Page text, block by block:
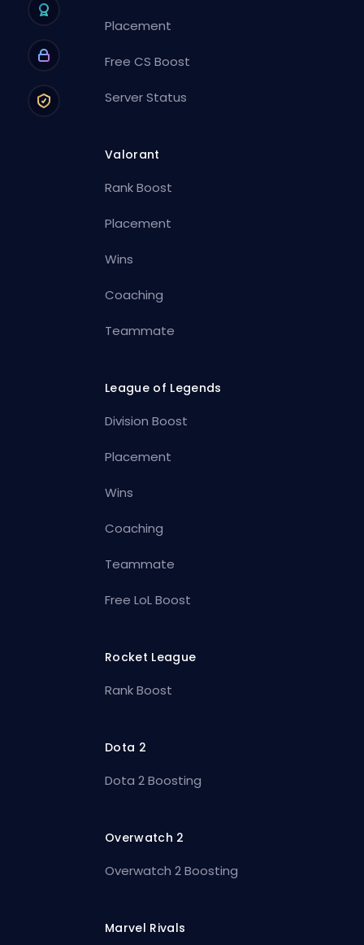
Placement
Free CS Boost
Server Status
Valorant
Rank Boost
Placement
Wins
Coaching
Teammate
League of Legends
Division Boost
Placement
Wins
Coaching
Teammate
Free LoL Boost
Rocket League
Rank Boost
Dota 2
Dota 2 Boosting
Overwatch 2
Overwatch 2 Boosting
Marvel Rivals